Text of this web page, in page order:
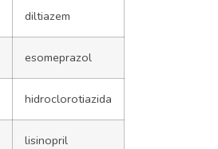
diltiazem
esomeprazol
hidroclorotiazida
lisinopril